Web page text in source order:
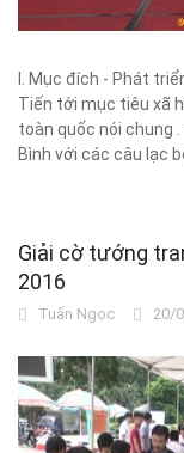
I. Mục đích - Phát
Tiến tới mục tiêu xã
toàn quốc nói chung
Bình với các câu lạc
Giải cờ tướng
2016
Tuấn Ngọc 20/